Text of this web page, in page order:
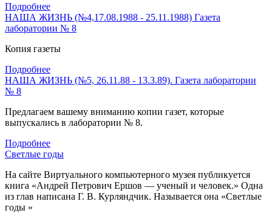
Подробнее
НАША ЖИЗНЬ (№4,17.08.1988 - 25.11.1988) Газета
лаборатории № 8
Копия газеты
Подробнее
НАША ЖИЗНЬ (№5, 26.11.88 - 13.3.89). Газета лаборатории
№ 8
Предлагаем вашему вниманию копии газет, которые
выпускались в лаборатории № 8.
Подробнее
Светлые годы
На сайте Виртуального компьютерного музея публикуется
книга «Андрей Петрович Ершов — ученый и человек.» Одна
из глав написана Г. В. Курляндчик. Называется она «Светлые
годы »